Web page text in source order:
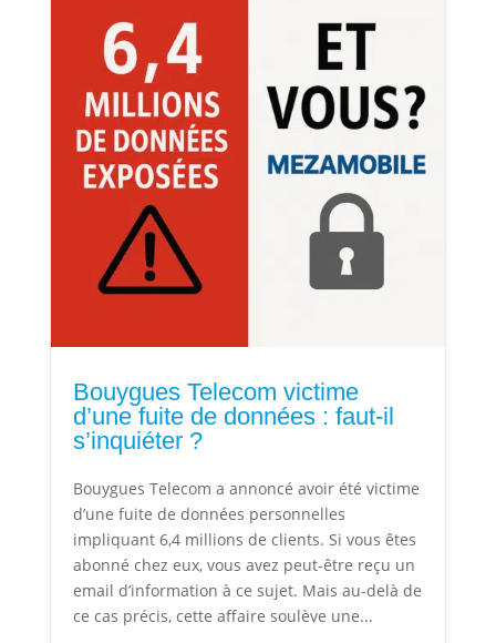
Bouygues Telecom victime
d’une fuite de données : faut-il
s’inquiéter ?
Bouygues Telecom a annoncé avoir été victime
d’une fuite de données personnelles
impliquant 6,4 millions de clients. Si vous êtes
abonné chez eux, vous avez peut-être reçu un
email d’information à ce sujet. Mais au-delà de
ce cas précis, cette affaire soulève une...